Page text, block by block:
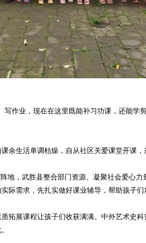
作业，现在在这里既能补习功课，还能学
生活单调枯燥，自从社区关爱课堂开课，
，武胜县整合部门资源、凝聚社会爱心力
际需求，先扎实做好课业辅导，帮助孩子
展课程让孩子们收获满满。中外艺术史科